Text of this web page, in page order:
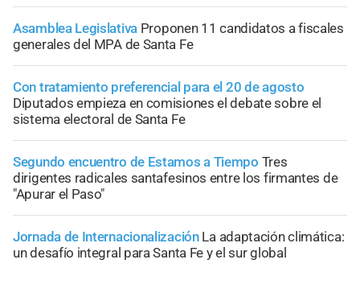
Asamblea Legislativa Proponen 11 candidatos a fiscales
generales del MPA de Santa Fe
Con tratamiento preferencial para el 20 de agosto
Diputados empieza en comisiones el debate sobre el
sistema electoral de Santa Fe
Segundo encuentro de Estamos a Tiempo Tres
dirigentes radicales santafesinos entre los firmantes de
"Apurar el Paso"
Jornada de Internacionalización La adaptación climática:
un desafío integral para Santa Fe y el sur global